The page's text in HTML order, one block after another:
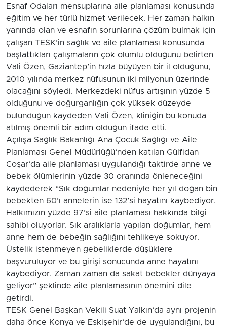
Esnaf Odaları mensuplarına aile planlaması konusunda
eğitim ve her türlü hizmet verilecek. Her zaman halkın
yanında olan ve esnafın sorunlarına çözüm bulmak için
çalışan TESK’in sağlık ve aile planlaması konusunda
başlattıkları çalışmaların çok olumlu olduğunu belirten
Vali Özen, Gaziantep’in hızla büyüyen bir il olduğunu,
2010 yılında merkez nüfusunun iki milyonun üzerinde
olacağını söyledi. Merkezdeki nüfus artışının yüzde 5
olduğunu ve doğurganlığın çok yüksek düzeyde
bulunduğun kaydeden Vali Özen, kliniğin bu konuda
atılmış önemli bir adım olduğun ifade etti.
Açılışa Sağlık Bakanlığı Ana Çocuk Sağlığı ve Aile
Planlaması Genel Müdürlüğü’nden katılan Gülfidan
Coşar’da aile planlaması uygulandığı taktirde anne ve
bebek ölümlerinin yüzde 30 oranında önleneceğini
kaydederek “Sık doğumlar nedeniyle her yıl doğan bin
bebekten 60’ı annelerin ise 132’si hayatını kaybediyor.
Halkımızın yüzde 97’si aile planlaması hakkında bilgi
sahibi oluyorlar. Sık aralıklarla yapılan doğumlar, hem
anne hem de bebeğin sağlığını tehlikeye sokuyor.
Üstelik istenmeyen gebeliklerde düşüklere
başvuruluyor ve bu girişi sonucunda anne hayatını
kaybediyor. Zaman zaman da sakat bebekler dünyaya
geliyor” şeklinde aile planlamasının önemini dile
getirdi.
TESK Genel Başkan Vekili Suat Yalkın’da aynı projenin
daha önce Konya ve Eskişehir’de de uygulandığını, bu